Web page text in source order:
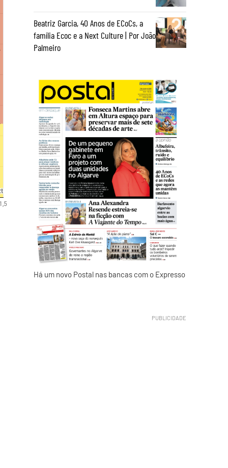
Beatriz Garcia, 40 Anos de ECoCs, a
família Ecoc e a Next Culture | Por João
Palmeiro
Há um novo Postal nas bancas com o Expresso